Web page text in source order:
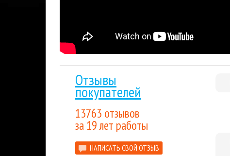
Тэги: Steam Распродажа Стратегии
Отзывы
покупателей
13763 отзывов
за 19 лет работы
НАПИСАТЬ СВОЙ ОТЗЫВ